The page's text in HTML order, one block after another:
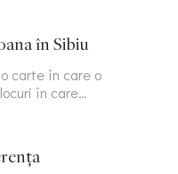
în Sibiu
carte în care o
în care…